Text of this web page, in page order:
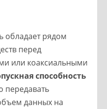
обладает рядом
перед
или коаксиальными
способность
передавать
данных на